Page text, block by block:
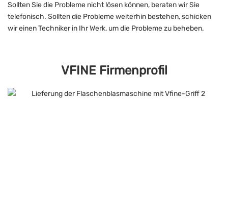
Sollten Sie die Probleme nicht lösen können, beraten wir Sie
telefonisch. Sollten die Probleme weiterhin bestehen, schicken
wir einen Techniker in Ihr Werk, um die Probleme zu beheben.
VFINE Firmenprofil